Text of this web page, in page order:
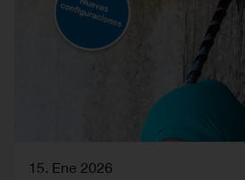
15. Ene 2026